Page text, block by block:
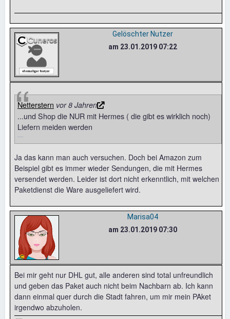
Gelöschter Nutzer
am 23.01.2019 07:22
Netterstern vor 8 Jahren
...und Shop die NUR mit Hermes ( die gibt es wirklich noch)
Liefern meiden werden
Ja das kann man auch versuchen. Doch bei Amazon zum
Beispiel gibt es immer wieder Sendungen, die mit Hermes
versendet werden. Leider ist dort nicht erkenntlich, mit welchen
Paketdienst die Ware ausgeliefert wird.
Marisa04
am 23.01.2019 07:30
Bei mir geht nur DHL gut, alle anderen sind total unfreundlich
und geben das Paket auch nicht beim Nachbarn ab. Ich kann
dann einmal quer durch die Stadt fahren, um mir mein PAket
irgendwo abzuholen.